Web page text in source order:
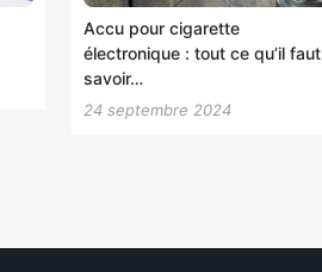
Accu pour cigarette
électronique : tout ce qu’il faut
savoir…
24 septembre 2024